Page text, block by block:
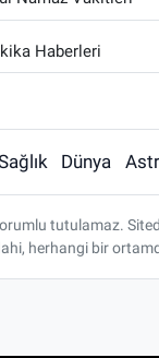
Haberleri
Dünya
tutulamaz.
herhangi bir